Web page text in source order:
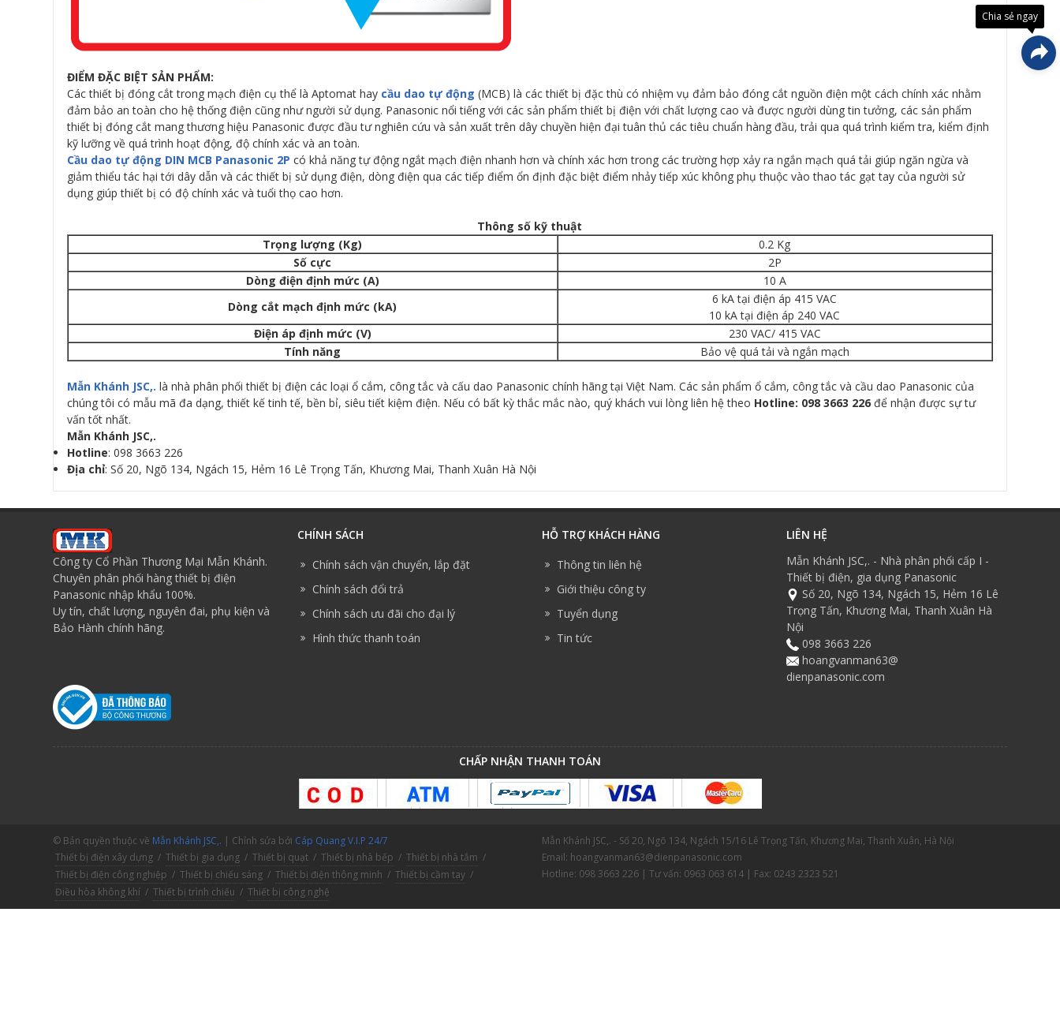
ĐIỂM ĐẶC BIỆT SẢN PHẨM:
Các thiết bị đóng cắt trong mạch điện cụ thể là Aptomat hay cầu dao tự động (MCB) là các thiết bị đặc thù có nhiệm vụ đảm bảo đóng cắt nguồn điện một cách chính xác nhằm
đảm bảo an toàn cho hệ thống điện cũng như người sử dụng. Panasonic nổi tiếng với các sản phẩm thiết bị điện với chất lượng cao và được người dùng tin tưởng, các sản phẩm
thiết bị đóng cắt mang thương hiệu Panasonic được đầu tư nghiên cứu và sản xuất trên dây chuyền hiện đại tuân thủ các tiêu chuẩn hàng đầu, trải qua quá trình kiểm tra, kiểm định
kỹ lưỡng về quá trình hoạt động, độ chính xác và an toàn.
Cầu dao tự động DIN MCB Panasonic 2P có khả năng tự động ngắt mạch điện nhanh hơn và chính xác hơn trong các trường hợp xảy ra ngắn mạch quá tải giúp ngăn ngừa và
giảm thiểu tác hại tới dây dẫn và các thiết bị sử dụng điện, dòng điện qua các tiếp điểm ổn định đặc biệt điểm nhảy tiếp xúc không phụ thuộc vào thao tác gạt tay của người sử
dụng giúp thiết bị có độ chính xác và tuổi thọ cao hơn.
Thông số kỹ thuật
Trọng lượng (Kg)
0.2 Kg
Số cực
2P
Dòng điện định mức (A)
10 A
Dòng cắt mạch định mức (kA)
6 kA tại điện áp 415 VAC
10 kA tại điện áp 240 VAC
Điện áp định mức (V)
230 VAC/ 415 VAC
Tính năng
Bảo vệ quá tải và ngắn mạch
Mẫn Khánh JSC,. là nhà phân phối thiết bị điện các loại ổ cắm, công tắc và cấu dao Panasonic chính hãng tại Việt Nam. Các sản phẩm ổ cắm, công tắc và cầu dao Panasonic của
chúng tôi có mẫu mã đa dạng, thiết kế tinh tế, bền bỉ, siêu tiết kiệm điện. Nếu có bất kỳ thắc mắc nào, quý khách vui lòng liên hệ theo Hotline: 098 3663 226để nhận được sự tư
vấn tốt nhất.
Mẫn Khánh JSC,.
Hotline: 098 3663 226
Địa chỉ: Số 20, Ngõ 134, Ngách 15, Hẻm 16 Lê Trọng Tấn, Khương Mai, Thanh Xuân Hà Nội
Công ty Cổ Phần Thương Mại Mẫn Khánh.
Chuyên phân phối hàng thiết bị điện
Panasonic nhập khẩu 100%.
Uy tín, chất lượng, nguyên đai, phụ kiện và
Bảo Hành chính hãng.
CHÍNH SÁCH
Chính sách vận chuyển, lắp đặt
Chính sách đổi trả
Chính sách ưu đãi cho đại lý
Hình thức thanh toán
HỖ TRỢ KHÁCH HÀNG
Thông tin liên hệ
Giới thiệu công ty
Tuyển dụng
Tin tức
LIÊN HỆ
Mẫn Khánh JSC,. - Nhà phân phối cấp I -
Thiết bị điện, gia dụng Panasonic
Số 20, Ngõ 134, Ngách 15, Hẻm 16 Lê
Trọng Tấn, Khương Mai, Thanh Xuân Hà
Nội
098 3663 226
hoangvanman63@
dienpanasonic.com
CHẤP NHẬN THANH TOÁN
© Bản quyền thuộc về Mẫn Khánh JSC,. | Chỉnh sửa bởi Cáp Quang V.I.P 24/7
Thiết bị điện xây dựng / Thiết bị gia dụng / Thiết bị quạt / Thiết bị nhà bếp / Thiết bị nhà tắm /
Thiết bị điện công nghiệp / Thiết bị chiếu sáng / Thiết bị điện thông minh / Thiết bị cầm tay /
Điều hòa không khí / Thiết bị trình chiếu / Thiết bị công nghệ
Mẫn Khánh JSC,. - Số 20, Ngõ 134, Ngách 15/16 Lê Trọng Tấn, Khương Mai, Thanh Xuân, Hà Nội
Email: hoangvanman63@dienpanasonic.com
Hotline: 098 3663 226 | Tư vấn: 0963 063 614 | Fax: 0243 2323 521
trải
phát
triển
bởi
EGANY
Chia sẻ ngay